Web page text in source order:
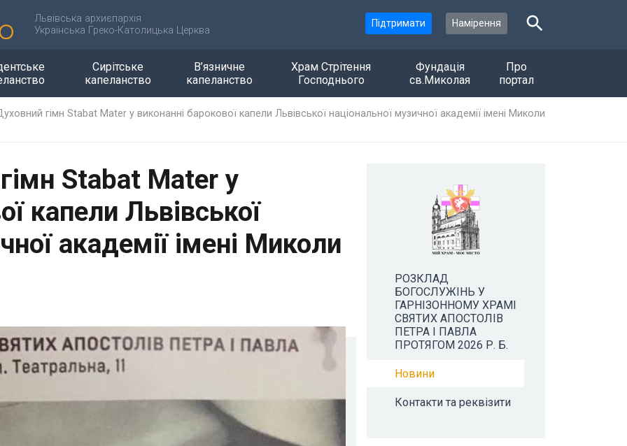
Львівська архиєпархія
Українська Греко-Католицька Церква
Підтримати Намірення
Сирітське
капеланство
В’язничне
капеланство
Храм Стрітення
Господнього
Фундація
св.Миколая
Про
портал
гімн Stabat Mater у виконанні барокової капели Львівської національної музичної академії імені Миколи
Stabat Mater у
капели Львівської
академії імені Миколи
РОЗКЛАД
БОГОСЛУЖІНЬ У
ГАРНІЗОННОМУ ХРАМІ
СВЯТИХ АПОСТОЛІВ
ПЕТРА І ПАВЛА
ПРОТЯГОМ 2026 Р. Б.
Новини
Контакти та реквізити